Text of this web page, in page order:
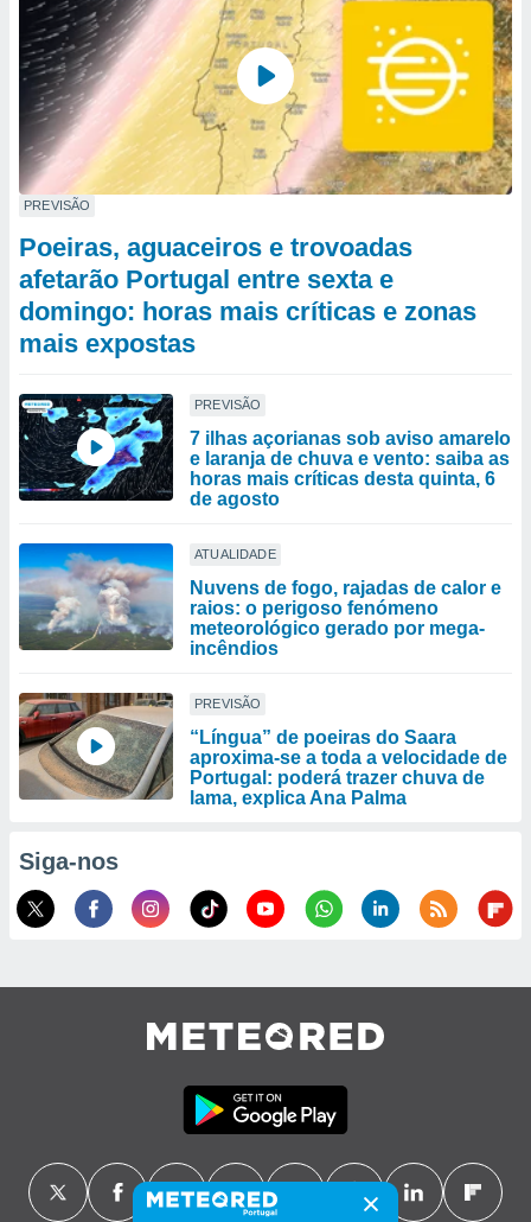
PREVISÃO
Poeiras, aguaceiros e trovoadas
afetarão Portugal entre sexta e
domingo: horas mais críticas e zonas
mais expostas
PREVISÃO
7 ilhas açorianas sob aviso amarelo
e laranja de chuva e vento: saiba as
horas mais críticas desta quinta, 6
de agosto
ATUALIDADE
Nuvens de fogo, rajadas de calor e
raios: o perigoso fenómeno
meteorológico gerado por mega-
incêndios
PREVISÃO
“Língua” de poeiras do Saara
aproxima-se a toda a velocidade de
Portugal: poderá trazer chuva de
lama, explica Ana Palma
Siga-nos